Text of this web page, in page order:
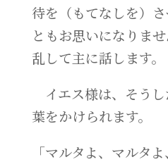
待を（もてなしを）
ともお思いになりま
乱して主に話します。
イエス様は、そう
葉をかけられます。
「マルタよ、マルタ